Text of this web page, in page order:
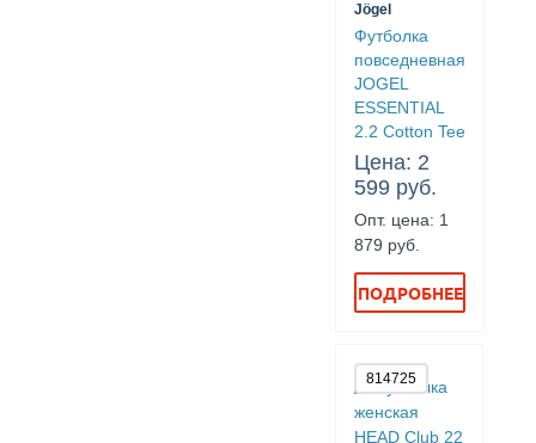
Jögel
Футболка
повседневная
JOGEL
ESSENTIAL
2.2 Cotton Tee
Цена: 2
599 руб.
Опт. цена: 1
879 руб.
ПОДРОБНЕЕ
814725